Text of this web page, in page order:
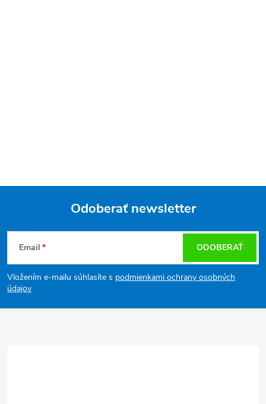
Z
á
p
Odoberať newsletter
Email
Vložením e-mailu súhlasíte s podmienkami ochrany osobných
údajov
ODOBERAŤ